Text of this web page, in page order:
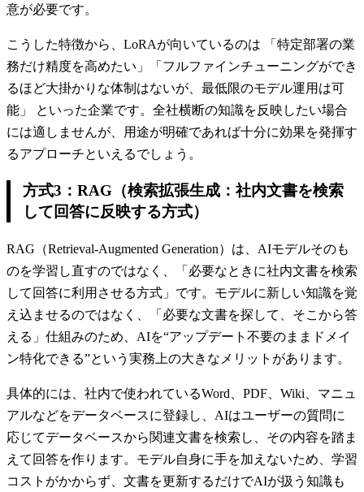
意が必要です。
こうした特徴から、LoRAが向いているのは 「特定部署の業
務だけ精度を高めたい」「フルファインチューニングができ
るほど大掛かりな体制はないが、最低限のモデル運用は可
能」 といった企業です。全社横断の知識を反映したい場合
には適しませんが、用途が明確であれば十分に効果を発揮す
るアプローチといえるでしょう。
方式3：RAG（検索拡張生成：社内文書を検索
して回答に反映する方式）
RAG（Retrieval-Augmented Generation）は、AIモデルそのも
のを学習し直すのではなく、「必要なときに社内文書を検索
して回答に利用させる方式」です。モデルに新しい知識を覚
え込ませるのではなく、「必要な文書を探して、そこから答
える」仕組みのため、AIを“アップデート不要のままドメイ
ン特化できる”という実務上の大きなメリットがあります。
具体的には、社内で使われているWord、PDF、Wiki、マニュ
アルなどをデータベースに登録し、AIはユーザーの質問に
応じてデータベースから関連文書を検索し、その内容を踏ま
えて回答を作ります。モデル自身に手を加えないため、学習
コストがかからず、文書を更新するだけでAIが扱う知識も